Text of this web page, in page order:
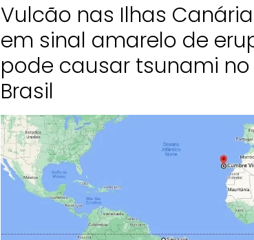
Vulcão nas Ilhas
em sinal amarelo de
pode causar tsunami
Brasil